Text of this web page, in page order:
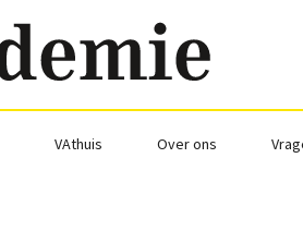
VAthuis Over ons